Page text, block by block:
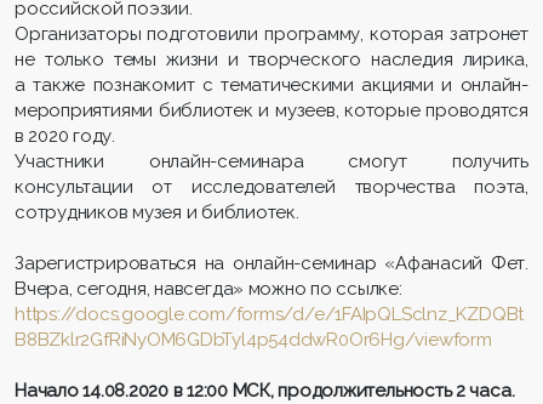
российской поэзии.
Организаторы подготовили программу, которая затронет
не только темы жизни и творческого наследия лирика,
а также познакомит с тематическими акциями и онлайн-
мероприятиями библиотек и музеев, которые проводятся
в 2020 году.
Участники онлайн-семинара смогут получить
консультации от исследователей творчества поэта,
сотрудников музея и библиотек.
Зарегистрироваться на онлайн-семинар «Афанасий Фет.
Вчера, сегодня, навсегда» можно по ссылке:
https://docs.google.com/forms/d/e/1FAIpQLSclnz_KZDQBt
B8BZklr2GfRiNyOM6GDbTyl4p54ddwR0Or6Hg/viewform
Начало 14.08.2020 в 12:00 МСК, продолжительность 2 часа.